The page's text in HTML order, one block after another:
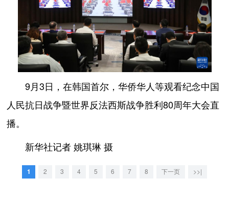
9月3日，在韩国首尔，华侨华人等观看纪念中国
人民抗日战争暨世界反法西斯战争胜利80周年大会直
播。
新华社记者 姚琪琳 摄
1 2 3 4 5 6 7 8 下一页 >>|